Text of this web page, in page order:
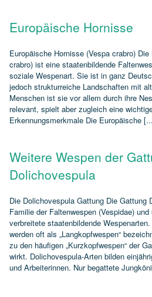
Europäische Hornisse
Europäische Hornisse (Vespa crabro)
crabro) ist eine staatenbildende
soziale Wespenart. Sie ist in ganz
jedoch strukturreiche Landschaften mit
Menschen ist sie vor allem durch ihre
relevant, spielt aber zugleich eine
Erkennungsmerkmale Die Europäische
Weitere Wespen der
Dolichovespula
Die Dolichovespula Gattung Die Gattung
Familie der Faltenwespen (Vespidae)
verbreitete staatenbildende
werden oft als „Langkopfwespen“
zu den häufigen „Kurzkopfwespen“ der
wirkt. Dolichovespula‑Arten bilden
und Arbeiterinnen. Nur begattete